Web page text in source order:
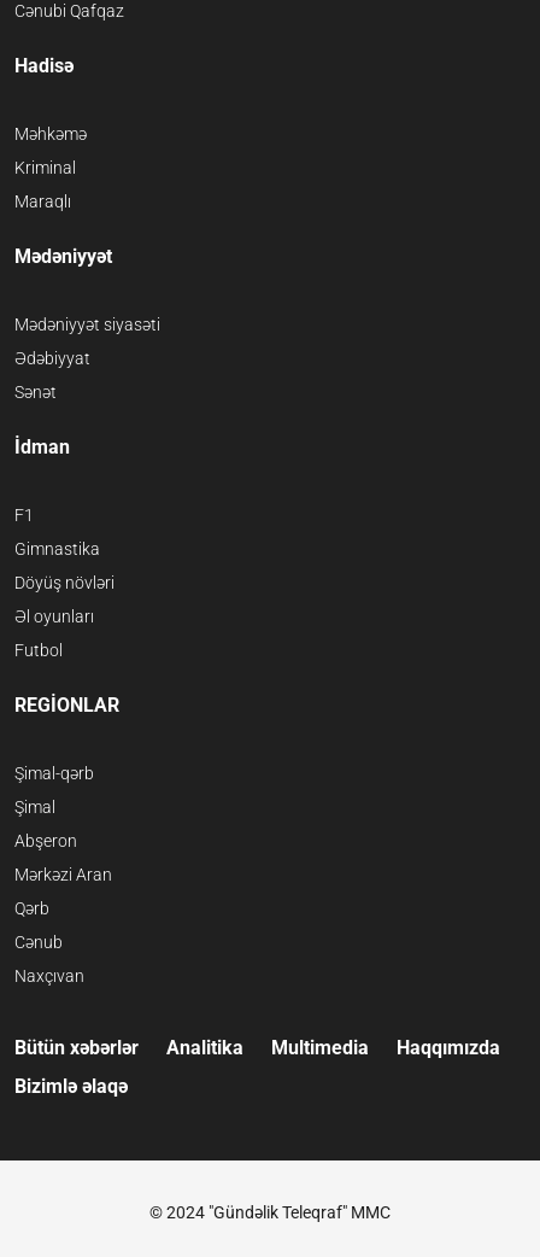
Cənubi Qafqaz
Hadisə
Məhkəmə
Kriminal
Maraqlı
Mədəniyyət
Mədəniyyət siyasəti
Ədəbiyyat
Sənət
İdman
F1
Gimnastika
Döyüş növləri
Əl oyunları
Futbol
REGİONLAR
Şimal-qərb
Şimal
Abşeron
Mərkəzi Aran
Qərb
Cənub
Naxçıvan
Bütün xəbərlər Analitika Multimedia
Haqqımızda
Bizimlə əlaqə
© 2024 "Gündəlik Teleqraf" MMC